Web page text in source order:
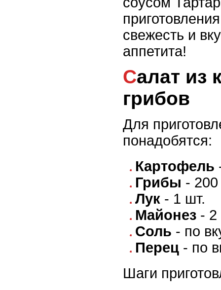
свежесть и
аппетита!
Салат из картофеля и
грибов
Для
понадобятся:
Картофель
Грибы - 200
Лук - 1 шт.
Майонез - 2
Соль - по
Перец - по
Шаги